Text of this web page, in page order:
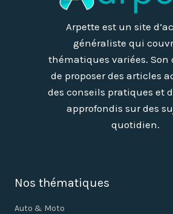
Arpette est un site
généraliste qui
thématiques variées. Son
de proposer des articles
des conseils pratiques et
approfondis sur des
quotidien.
Nos thématiques
Auto & Moto